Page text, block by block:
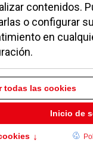
62of our articles broken